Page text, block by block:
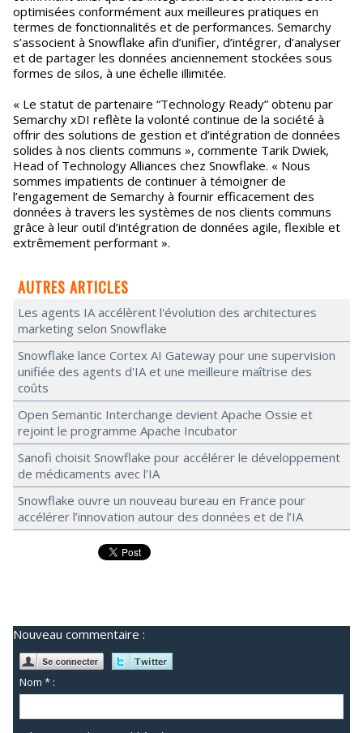
optimisées conformément aux meilleures pratiques en
termes de fonctionnalités et de performances. Semarchy
s’associent à Snowflake afin d’unifier, d’intégrer, d’analyser
et de partager les données anciennement stockées sous
formes de silos, à une échelle illimitée.
« Le statut de partenaire “Technology Ready” obtenu par
Semarchy xDI reflète la volonté continue de la société à
offrir des solutions de gestion et d’intégration de données
solides à nos clients communs », commente Tarik Dwiek,
Head of Technology Alliances chez Snowflake. « Nous
sommes impatients de continuer à témoigner de
l’engagement de Semarchy à fournir efficacement des
données à travers les systèmes de nos clients communs
grâce à leur outil d’intégration de données agile, flexible et
extrêmement performant ».
AUTRES ARTICLES
Les agents IA accélèrent l'évolution des architectures
marketing selon Snowflake
Snowflake lance Cortex AI Gateway pour une supervision
unifiée des agents d'IA et une meilleure maîtrise des
coûts
Open Semantic Interchange devient Apache Ossie et
rejoint le programme Apache Incubator
Sanofi choisit Snowflake pour accélérer le développement
de médicaments avec l’IA
Snowflake ouvre un nouveau bureau en France pour
accélérer l’innovation autour des données et de l’IA
Nouveau commentaire :
Nom * :